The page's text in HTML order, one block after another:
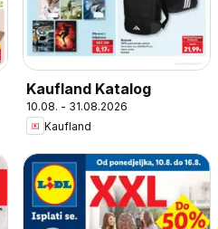
Kaufland Katalog
10.08. - 31.08.2026
Kaufland